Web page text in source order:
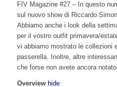
FIV Magazine #27 – In questo
sul nuovo show di Riccardo
Abbiamo anche i look della
per il vostro outfit primavera/
vi abbiamo mostrato le collezioni
passerella. Inoltre, altre
che forse non avete ancora
Overview hide